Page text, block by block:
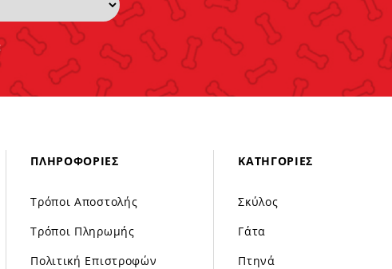
ΠΛΗΡΟΦΟΡΊΕΣ
Τρόποι Αποστολής
Τρόποι Πληρωμής
Πολιτική Επιστροφών
ΚΑΤΗΓΟΡΊΕΣ
Σκύλος
Γάτα
Πτηνά